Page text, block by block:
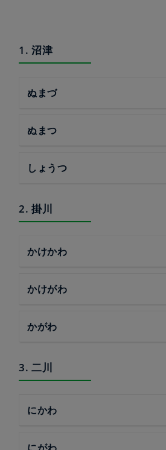
1. 沼津
ぬまづ
ぬまつ
しょうつ
2. 掛川
かけかわ
かけがわ
かがわ
3. 二川
にかわ